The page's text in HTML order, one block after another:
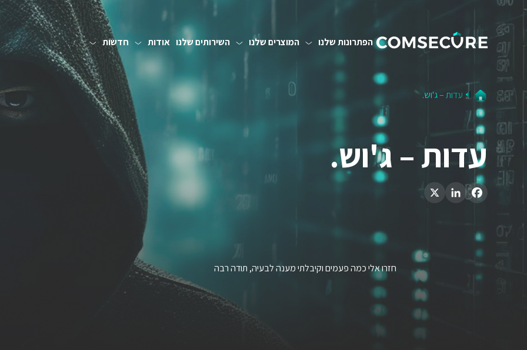
הפתרונות שלנו המוצרים שלנו השירותים שלנו אודות חדשות
עדות – ג'וש.
עדות – ג'וש.
Facebook
LinkedIn
X
חזרו אלי כמה פעמים וקיבלתי מענה לבעיה, תודה רבה